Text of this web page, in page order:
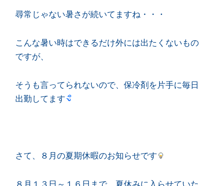
尋常じゃない暑さが続いてますね・・・
こんな暑い時はできるだけ外には出たくないもの
ですが、
そうも言ってられないので、保冷剤を片手に毎日
出勤してます
さて、８月の夏期休暇のお知らせです
８月１３日～１６日まで、夏休みに入らせていた